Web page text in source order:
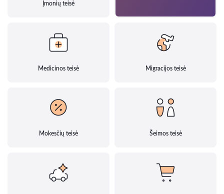
Įmonių teisė
Medicinos teisė Migracijos teisė
Mokesčių teisė Šeimos teisė